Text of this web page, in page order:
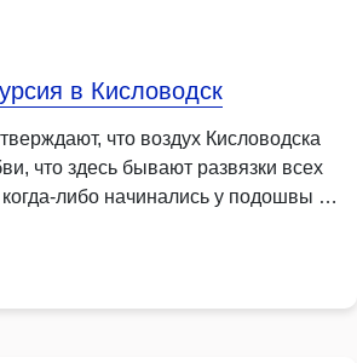
в Кисловодск
что воздух Кисловодска
что здесь бывают развязки всех
либо начинались у подошвы …